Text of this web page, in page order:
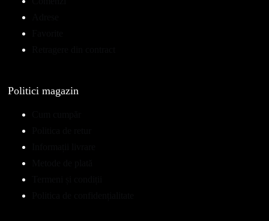
Politici magazin